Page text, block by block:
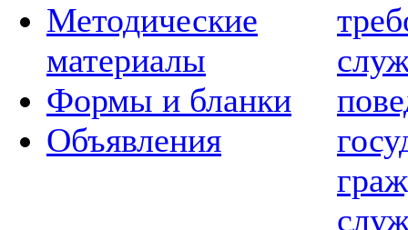
Методические
материалы
Формы и бланки
Объявления